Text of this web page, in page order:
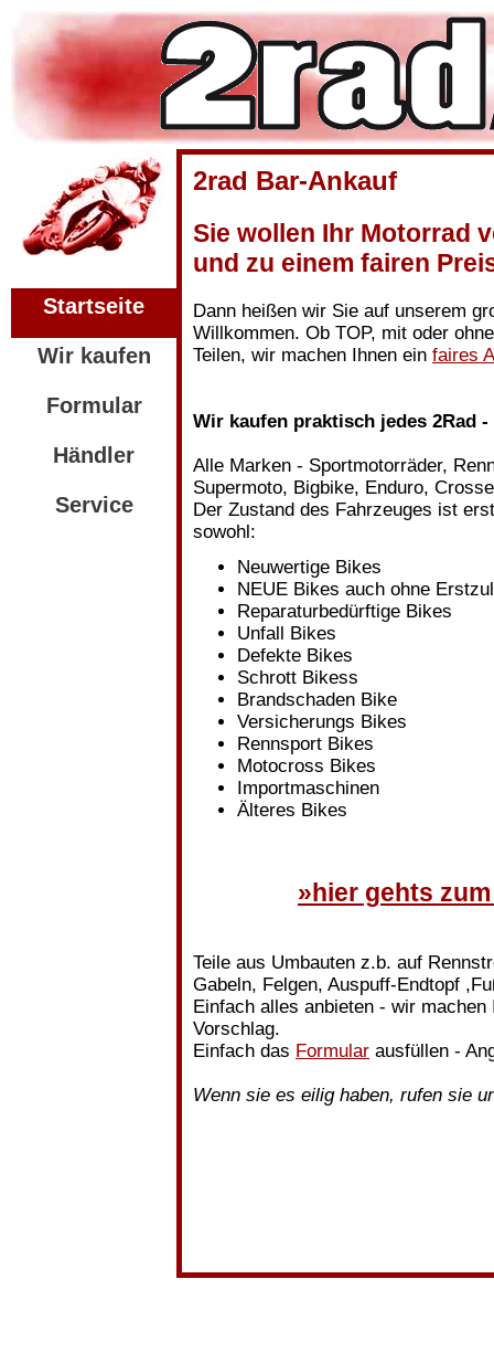
Startseite
Wir kaufen
Formular
Händler
Service
2rad Bar-Ankauf
Sie wollen Ihr Motorrad
und zu einem fairen
Dann heißen wir Sie auf unserem
Willkommen. Ob TOP, mit oder
Teilen, wir machen Ihnen ein faires
Wir kaufen praktisch jedes 2Rad
Alle Marken - Sportmotorräder,
Supermoto, Bigbike, Enduro,
Der Zustand des Fahrzeuges ist
sowohl:
Neuwertige Bikes
NEUE Bikes auch ohne
Reparaturbedürftige Bikes
Unfall Bikes
Defekte Bikes
Schrott Bikess
Brandschaden Bike
Versicherungs Bikes
Rennsport Bikes
Motocross Bikes
Importmaschinen
Älteres Bikes
»hier gehts
Teile aus Umbauten z.b. auf
Gabeln, Felgen, Auspuff-Endtopf
Einfach alles anbieten - wir
Vorschlag.
Einfach das Formular ausfüllen -
Wenn sie es eilig haben, rufen sie